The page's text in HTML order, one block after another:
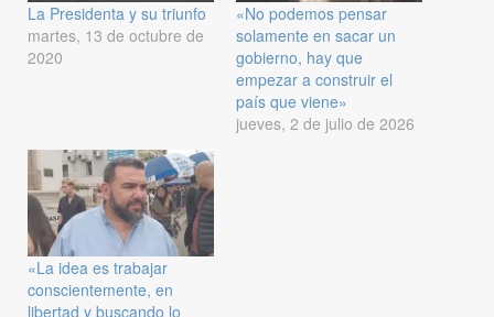
La Presidenta y su triunfo
martes, 13 de octubre de
2020
«No podemos pensar
solamente en sacar un
gobierno, hay que
empezar a construir el
país que viene»
jueves, 2 de julio de 2026
«La idea es trabajar
conscientemente, en
libertad y buscando lo